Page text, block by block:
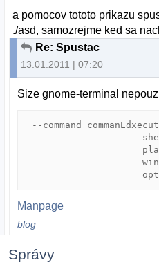
a pomocov tototo prikazu
./asd, samozrejme ked sa
Re: Spustac
13.01.2011 | 07:20
Size gnome-terminal
--command
Manpage
blog
Správy